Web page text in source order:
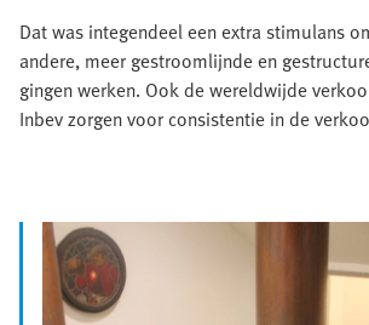
Dat was integendeel een extra stimulans
andere, meer gestroomlijnde en
gingen werken. Ook de wereldwijde
Inbev zorgen voor consistentie in de